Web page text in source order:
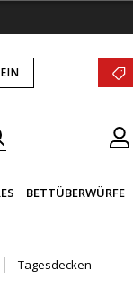
BETTÜBERWÜRFE
Tagesdecken